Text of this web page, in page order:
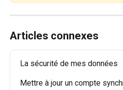
Articles connexes
La sécurité de mes données
Mettre à jour un compte